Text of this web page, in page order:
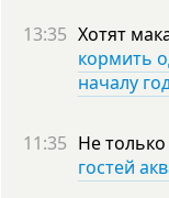
13:35 Хотят
кормить
началу
11:35 Не только
гостей